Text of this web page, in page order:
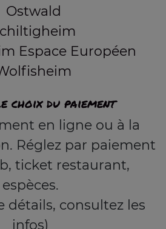
Ostwald
Espace Européen
choix du paiement
en ligne ou à la
Réglez par paiement
ticket restaurant,
espèces.
détails, consultez les
infos)